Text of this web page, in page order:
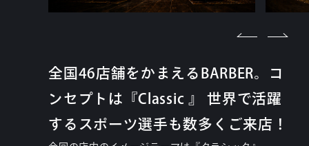
全国46店舗をかまえるBARBER。コ
ンセプトは『Classic 』 世界で活躍
するスポーツ選手も数多くご来店！